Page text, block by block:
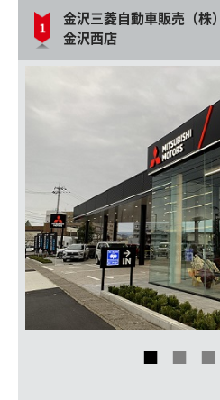
金沢三菱自動車販売（株）
金沢西店